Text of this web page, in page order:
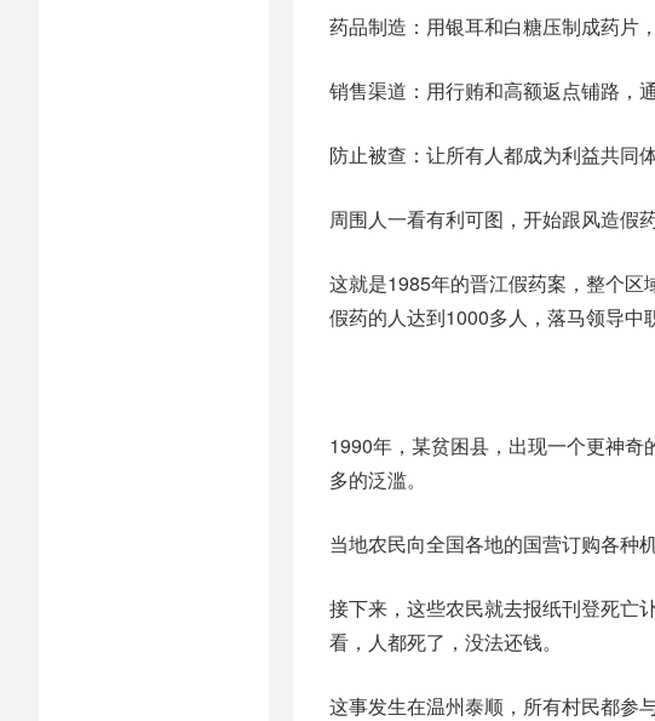
药品制造：用银耳和白糖压制成药片
销售渠道：用行贿和高额返点铺路，
防止被查：让所有人都成为利益共同
周围人一看有利可图，开始跟风造假
这就是1985年的晋江假药案，整个
假药的人达到1000多人，落马领导中
1990年，某贫困县，出现一个更神
多的泛滥。
当地农民向全国各地的国营订购各种
接下来，这些农民就去报纸刊登死亡
看，人都死了，没法还钱。
这事发生在温州泰顺，所有村民都参